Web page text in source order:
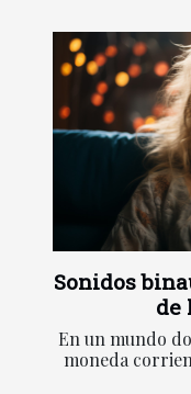
Sonidos
de
En un mundo
moneda